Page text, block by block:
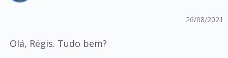
26/08/2021
Olá, Régis. Tudo bem?